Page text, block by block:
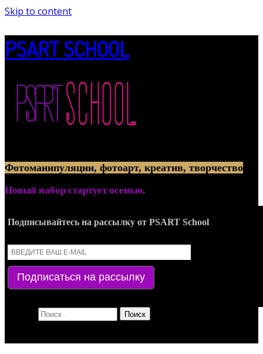
Skip to content
PSART SCHOOL
Фотоманипуляции, фотоарт, креатив, творчество
Новый набор стартует осенью.
Подписывайтесь на рассылку от PSART School
Подписаться на рассылку